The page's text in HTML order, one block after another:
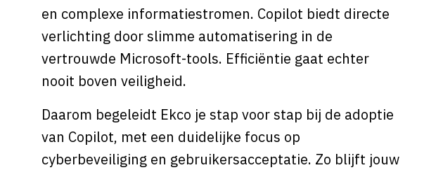
en complexe informatiestromen. Copilot biedt directe
verlichting door slimme automatisering in de
vertrouwde Microsoft-tools. Efficiëntie gaat echter
nooit boven veiligheid.
Daarom begeleidt Ekco je stap voor stap bij de adoptie
van Copilot, met een duidelijke focus op
cyberbeveiliging en gebruikersacceptatie. Zo blijft jouw